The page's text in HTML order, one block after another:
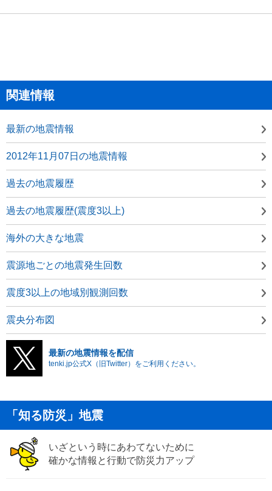
関連情報
最新の地震情報
2012年11月07日の地震情報
過去の地震履歴
過去の地震履歴(震度3以上)
海外の大きな地震
震源地ごとの地震発生回数
震度3以上の地域別観測回数
震央分布図
最新の地震情報を配信
tenki.jp公式X（旧Twitter）をご利用ください。
「知る防災」地震
いざという時にあわてないために
確かな情報と行動で防災力アップ